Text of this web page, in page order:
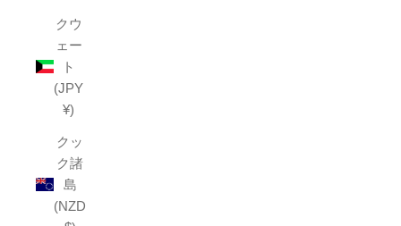
クウ
ェー
ト
(JPY
¥)
クッ
ク諸
島
(NZD